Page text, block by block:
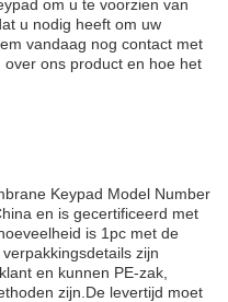
om u te voorzien van
u nodig heeft om uw
vandaag nog contact met
ons product en hoe het
Keypad Model Number
en is gecertificeerd met
is 1pc met de
zijn
en kunnen PE-zak,
zijn.De levertijd moet